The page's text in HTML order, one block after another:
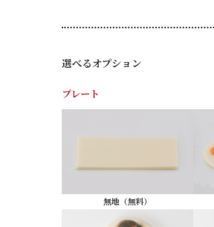
選べるオプション
プレート
無地（無料）